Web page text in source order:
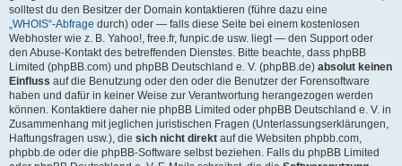
solltest du den Besitzer der Domain kontaktieren (führe dazu eine
„WHOIS“-Abfrage durch) oder — falls diese Seite bei einem kostenlosen
Webhoster wie z. B. Yahoo!, free.fr, funpic.de usw. liegt — den Support oder
den Abuse-Kontakt des betreffenden Dienstes. Bitte beachte, dass phpBB
Limited (phpBB.com) und phpBB Deutschland e. V. (phpBB.de) absolut keinen
Einfluss auf die Benutzung oder den oder die Benutzer der Forensoftware
haben und dafür in keiner Weise zur Verantwortung herangezogen werden
können. Kontaktiere daher nie phpBB Limited oder phpBB Deutschland e. V. in
Zusammenhang mit jeglichen juristischen Fragen (Unterlassungserklärungen,
Haftungsfragen usw.), die sich nicht direkt auf die Websiten phpbb.com,
phpbb.de oder die phpBB-Software selbst beziehen. Falls du phpBB Limited